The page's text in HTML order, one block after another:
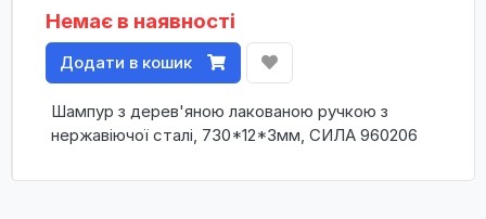
Немає в наявності
Додати в кошик
Шампур з дерев'яною лакованою ручкою з
нержавіючої сталі, 730*12*3мм, СИЛА 960206